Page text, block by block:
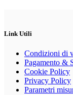
Link Utili
Condizioni di
Pagamento &
Cookie Policy
Privacy Policy
Parametri